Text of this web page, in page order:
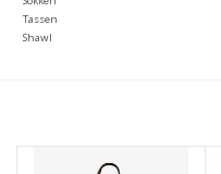
Tassen
Shawl